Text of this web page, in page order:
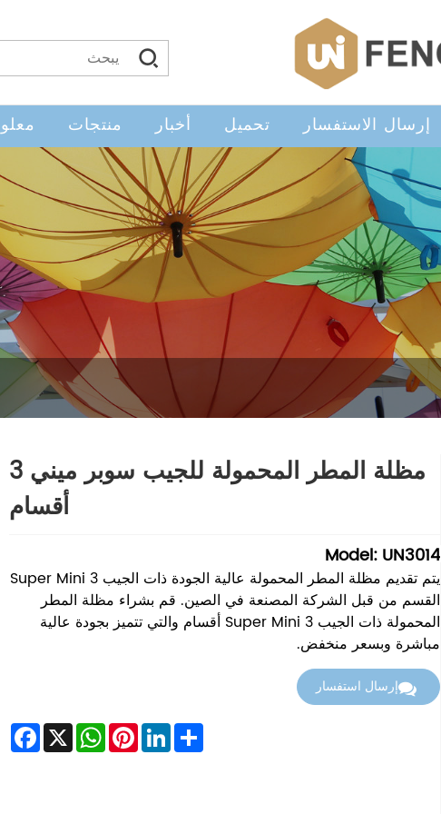
منتجات أخبار تحميل إرسال الاستفسار
مظلة المطر المحمولة للجيب سوبر ميني 3
أقسام
Model: UN3014
يتم تقديم مظلة المطر المحمولة عالية الجودة ذات الجيب Super Mini 3
القسم من قبل الشركة المصنعة في الصين. قم بشراء مظلة المطر
المحمولة ذات الجيب Super Mini 3 أقسام والتي تتميز بجودة عالية
مباشرة وبسعر منخفض.
إرسال استفسار
X
WhatsAppPinterestLinkedIn Share